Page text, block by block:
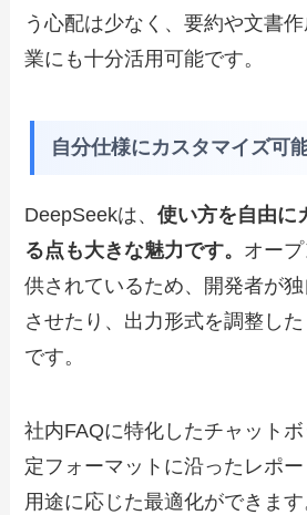
う心配は少なく、要約や文書
業にも十分活用可能です。
自分仕様にカスタマイズ可
DeepSeekは、使い方を自由に
る点も大きな魅力です。 オー
供されているため、開発者が
させたり、出力形式を調整し
です。
社内FAQに特化したチャット
定フォーマットに沿ったレポー
用途に応じた最適化ができます